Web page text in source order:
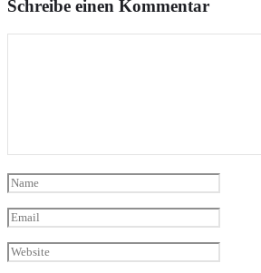
Schreibe einen Kommentar